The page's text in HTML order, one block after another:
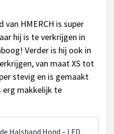
van HMERCH is super
hij is te verkrijgen in
Verder is hij ook in
van maat XS tot
stevig en is gemaakt
erg makkelijk te
Halsband Hond – LED